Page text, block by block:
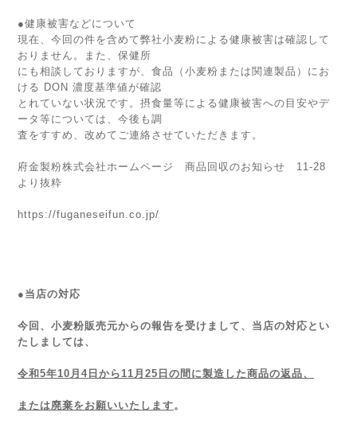
●健康被害などについて
現在、今回の件を含めて弊社小麦粉による健康被害は確認して
おりません。また、保健所
にも相談しておりますが、食品（小麦粉または関連製品）にお
ける DON 濃度基準値が確認
とれていない状況です。摂食量等による健康被害への目安やデ
ータ等については、今後も調
査をすすめ、改めてご連絡させていただきます。
府金製粉株式会社ホームページ 商品回収のお知らせ 11-28
より抜粋
https://fuganeseifun.co.jp/
●当店の対応
今回、小麦粉販売元からの報告を受けまして、当店の対応とい
たしましては、
令和5年10月4日から11月25日の間に製造した商品の返品、
または廃棄をお願いいたします。